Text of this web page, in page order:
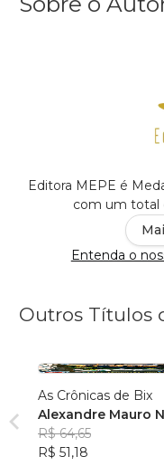
Editora MEPE é
com um total
Entenda o
Outros Títulos
As Crônicas de Bix
Alexandre Mauro
R$ 64,65
R$ 51,18